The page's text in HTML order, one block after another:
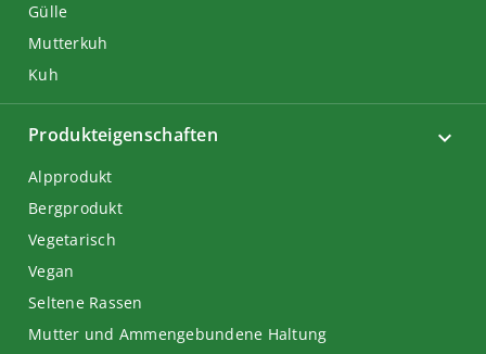
Gülle
Mutterkuh
Kuh
Produkteigenschaften
Alpprodukt
Bergprodukt
Vegetarisch
Vegan
Seltene Rassen
Mutter und Ammengebundene Haltung